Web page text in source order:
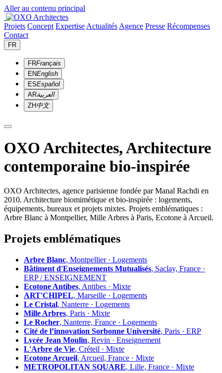
Aller au contenu principal
Projets Concept Expertise Actualités Agence Presse Récompenses
Contact
FR
FRFrançais
ENEnglish
ESEspañol
ARالعربية
ZH中文
OXO Architectes, Architecture
contemporaine bio-inspirée
OXO Architectes, agence parisienne fondée par Manal Rachdi en
2010. Architecture biomimétique et bio-inspirée : logements,
équipements, bureaux et projets mixtes. Projets emblématiques :
Arbre Blanc à Montpellier, Mille Arbres à Paris, Ecotone à Arcueil.
Projets emblématiques
Arbre Blanc, Montpellier · Logements
Bâtiment d'Enseignements Mutualisés, Saclay, France ·
ERP / ENSEIGNEMENT
Ecotone Antibes, Antibes · Mixte
ART'CHIPEL, Marseille · Logements
Le Cristal, Nanterre · Logements
Mille Arbres, Paris · Mixte
Le Rocher, Nanterre, France · Logements
Cité de l’innovation Sorbonne Université, Paris · ERP
Lycée Jean Moulin, Revin · Enseignement
L'Arbre de Vie, Créteil · Mixte
Ecotone Arcueil, Arcueil, France · Mixte
METROPOLITAN SQUARE, Lille, France · Mixte